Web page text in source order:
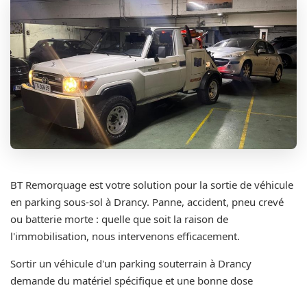
BT Remorquage est votre solution pour la sortie de véhicule
en parking sous-sol à Drancy. Panne, accident, pneu crevé
ou batterie morte : quelle que soit la raison de
l'immobilisation, nous intervenons efficacement.
Sortir un véhicule d'un parking souterrain à Drancy
demande du matériel spécifique et une bonne dose